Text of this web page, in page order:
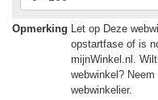
Opmerking Let op Deze
opstartfase of is
mijnWinkel.nl.
webwinkel?
webwinkelier.